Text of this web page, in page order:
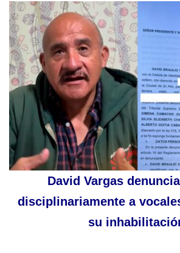
David Vargas
disciplinariamente a
su